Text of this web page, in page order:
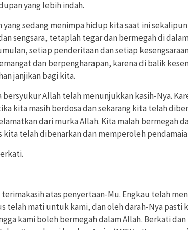
yang lebih indah.
yang sedang menimpa hidup kita saat ini
sengsara, tetaplah tegar dan bermegah di
setiap penderitaan dan setiap
dan berpengharapan, karena di balik
janjikan bagi kita.
Allah telah menunjukkan kasih-Nya.
kita masih berdosa dan sekarang kita telah
dari murka Allah. Kita malah bermegah
kita telah dibenarkan dan memperoleh
terimakasih atas penyertaan-Mu. Engkau telah
telah mati untuk kami, dan oleh darah-Nya pasti
kami boleh bermegah dalam Allah. Berkati